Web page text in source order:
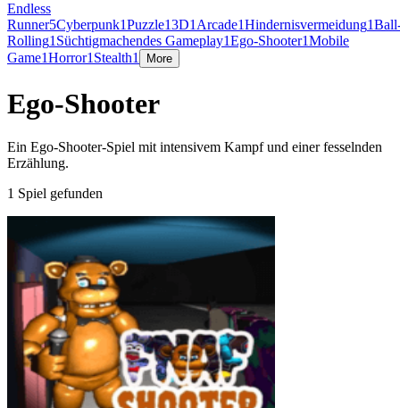
Endless
Runner5Cyberpunk1Puzzle13D1Arcade1Hindernisvermeidung1
Rolling1Süchtigmachendes Gameplay1Ego-Shooter1Mobile
Game1Horror1Stealth1 More
Ego-Shooter
Ein Ego-Shooter-Spiel mit intensivem Kampf und einer fesselnden
Erzählung.
1 Spiel gefunden